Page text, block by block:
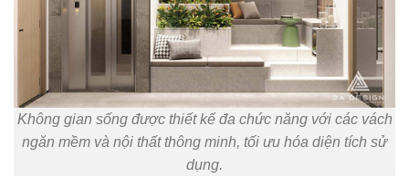
Không gian sống được thiết kế đa chức năng với các vách
ngăn mềm và nội thất thông minh, tối ưu hóa diện tích sử
dụng.